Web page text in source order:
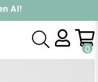
Al!
Üye Ol!
0
Kız Çocuk Sweatshirt Yazı Baskılı Yıldızlı Lacivert Melanj (12 Yaş)